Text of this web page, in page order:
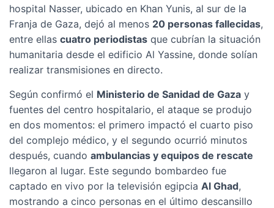
hospital Nasser, ubicado en Khan Yunis, al sur de la
Franja de Gaza, dejó al menos 20 personas fallecidas,
entre ellas cuatro periodistas que cubrían la situación
humanitaria desde el edificio Al Yassine, donde solían
realizar transmisiones en directo.
Según confirmó el Ministerio de Sanidad de Gaza y
fuentes del centro hospitalario, el ataque se produjo
en dos momentos: el primero impactó el cuarto piso
del complejo médico, y el segundo ocurrió minutos
después, cuando ambulancias y equipos de rescate
llegaron al lugar. Este segundo bombardeo fue
captado en vivo por la televisión egipcia Al Ghad,
mostrando a cinco personas en el último descansillo